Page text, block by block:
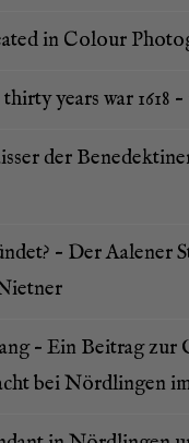
in Colour
years war 1618 –
der
– Der Aale­ner
– Ein Bei­trag zur
bei Nörd­lin­gen im